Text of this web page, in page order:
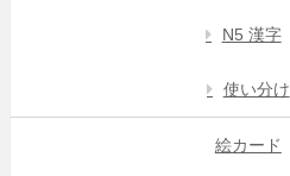
N5 漢字
使い分け
絵カード